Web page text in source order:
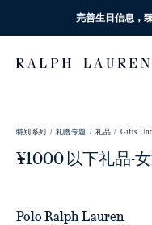
完善生日信息，
流行分类
特别系列 / 礼赠专题 / 礼品 / Gifts
¥1000 以下礼品-
Polo Ralph Lauren